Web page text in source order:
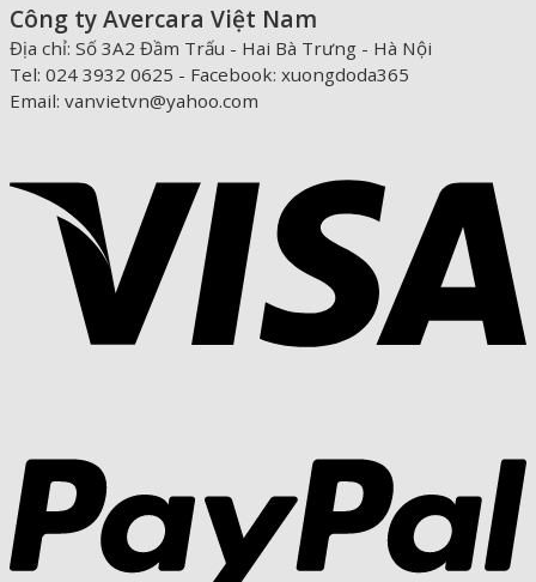
Công ty Avercara Việt Nam
Địa chỉ: Số 3A2 Đầm Trấu - Hai Bà Trưng - Hà Nội
Tel: 024 3932 0625 - Facebook: xuongdoda365
Email: vanvietvn@yahoo.com